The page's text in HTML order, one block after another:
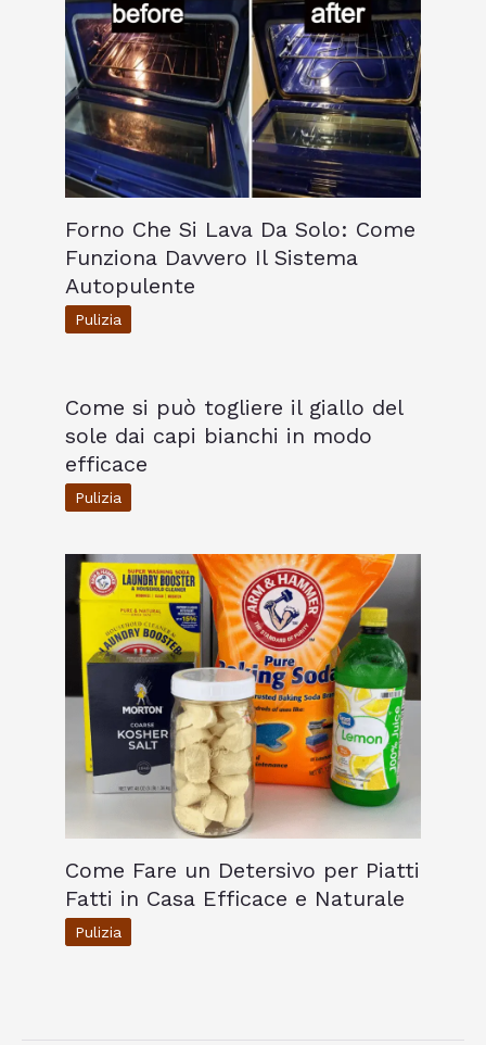
Forno Che Si Lava Da Solo: Come
Funziona Davvero Il Sistema
Autopulente
Pulizia
Come si può togliere il giallo del
sole dai capi bianchi in modo
efficace
Pulizia
Come Fare un Detersivo per Piatti
Fatti in Casa Efficace e Naturale
Pulizia